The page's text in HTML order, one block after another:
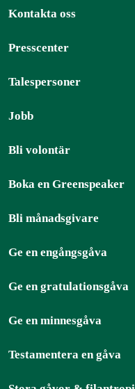
Kontakta oss
Presscenter
Talespersoner
Jobb
Bli volontär
Boka en Greenspeaker
Bli månadsgivare
Ge en engångsgåva
Ge en gratulationsgåva
Ge en minnesgåva
Testamentera en gåva